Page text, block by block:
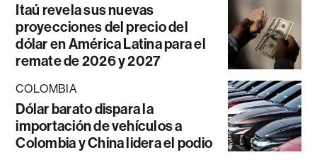
Itaú revela sus nuevas
proyecciones del precio del
dólar en América Latina para el
remate de 2026 y 2027
COLOMBIA
Dólar barato dispara la
importación de vehículos a
Colombia y China lidera el podio